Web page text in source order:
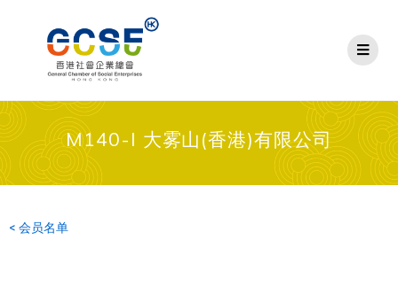
M140-I 大雾山(香港)有限公司
< 会员名单